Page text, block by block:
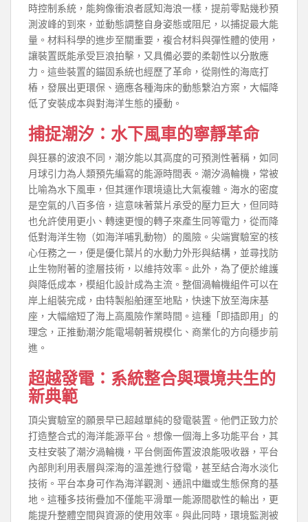
時控制系統，能夠像衝浪者感知海浪一樣，提前零點幾秒預
測波峰的到來，並動態調整自身姿態或阻尼，以捕捉最大能
量。材料科學的進步至關重要，複合材料與彈性體的使用，
讓裝置既能承受巨浪拍擊，又具備必要的柔韌性以分散應
力。這些裝置的錨固系統也經歷了革命，從剛性的海底打
樁，發展出更環保、適應各種海床的動態繫泊方案，大幅降
低了安裝成本與對海洋生態的擾動。
捕捉潮汐：水下風車的寧靜革命
與狂暴的波浪不同，潮汐能以其高度的可預測性著稱，如同
月球引力為人類預先編寫的能源時間表。潮汐渦輪機，常被
比喻為水下風車，但其運作環境遠比大氣複雜。海水的密度
是空氣的八百多倍，這意味著葉片承受的壓力巨大，但同時
也允許使用更小、轉速更慢的轉子來產生同等電力，從而降
低對海洋生物（如海洋哺乳動物）的風險。尖端實驗室的核
心任務之一，便是優化葉片的水動力外形與結構，並尋找防
止生物附著的塗層技術，以維持效率。此外，為了便於維護
與降低成本，模組化設計成為主流。整個渦輪機組件可以在
岸上組裝完成，由特製船舶運至地點，快速下放至海床基
座，大幅縮短了海上高風險作業時間。這種「即插即用」的
理念，正推動潮汐能電場朝著規模化、商業化的方向穩步前
進。
超越發電：系統整合與環境共生的
新典範
頂尖實驗室的願景早已超越單純的發電裝置。他們正致力於
打造整合式的海洋能源平台。想像一個海上多功能平台，其
支柱安裝了潮汐渦輪機，平台側面佈置波浪能吸收器，平台
內部則利用表層與深海的溫差進行發電，甚至結合海水淡化
技術。平台本身可作為海洋觀測、通訊中繼或生態保育的基
地。這種多技術疊加不僅能平滑單一能源間歇性的輸出，更
能提升整體空間與資源的使用效率。與此同時，環境監測被